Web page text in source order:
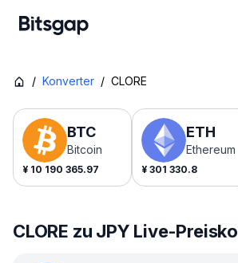
/ Konverter / CLORE
BTC
Bitcoin
¥ 10 190 365.97
ETH
Ethereum
¥ 301 330.8
CLORE zu JPY Live-